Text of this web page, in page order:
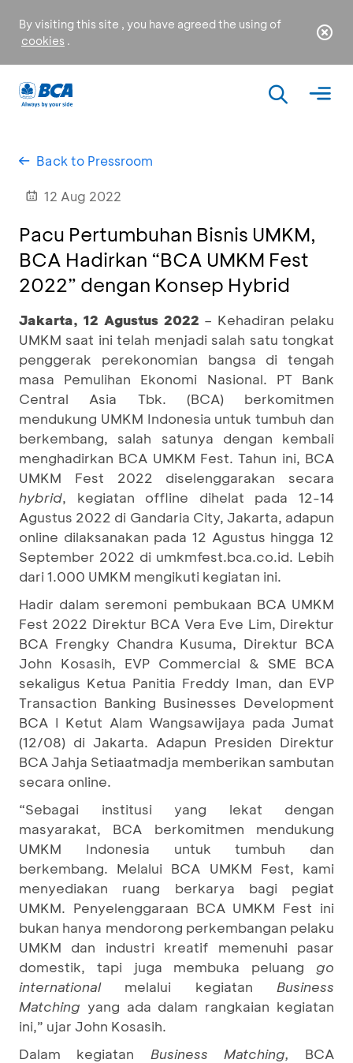
By visiting this site , you have agreed the using of
cookies .
Back to Pressroom
12 Aug 2022
Pacu Pertumbuhan Bisnis UMKM,
BCA Hadirkan “BCA UMKM Fest
2022” dengan Konsep Hybrid
Jakarta, 12 Agustus 2022 – Kehadiran pelaku
UMKM saat ini telah menjadi salah satu tongkat
penggerak perekonomian bangsa di tengah
masa Pemulihan Ekonomi Nasional. PT Bank
Central Asia Tbk. (BCA) berkomitmen
mendukung UMKM Indonesia untuk tumbuh dan
berkembang, salah satunya dengan kembali
menghadirkan BCA UMKM Fest. Tahun ini, BCA
UMKM Fest 2022 diselenggarakan secara
hybrid, kegiatan offline dihelat pada 12-14
Agustus 2022 di Gandaria City, Jakarta, adapun
online dilaksanakan pada 12 Agustus hingga 12
September 2022 di umkmfest.bca.co.id. Lebih
dari 1.000 UMKM mengikuti kegiatan ini.
Hadir dalam seremoni pembukaan BCA UMKM
Fest 2022 Direktur BCA Vera Eve Lim, Direktur
BCA Frengky Chandra Kusuma, Direktur BCA
John Kosasih, EVP Commercial & SME BCA
sekaligus Ketua Panitia Freddy Iman, dan EVP
Transaction Banking Businesses Development
BCA I Ketut Alam Wangsawijaya pada Jumat
(12/08) di Jakarta. Adapun Presiden Direktur
BCA Jahja Setiaatmadja memberikan sambutan
secara online.
“Sebagai institusi yang lekat dengan
masyarakat, BCA berkomitmen mendukung
UMKM Indonesia untuk tumbuh dan
berkembang. Melalui BCA UMKM Fest, kami
menyediakan ruang berkarya bagi pegiat
UMKM. Penyelenggaraan BCA UMKM Fest ini
bukan hanya mendorong perkembangan pelaku
UMKM dan industri kreatif memenuhi pasar
domestik, tapi juga membuka peluang go
internationalmelalui kegiatan Business
Matching yang ada dalam rangkaian kegiatan
ini,” ujar John Kosasih.
Dalam kegiatan Business Matching, BCA